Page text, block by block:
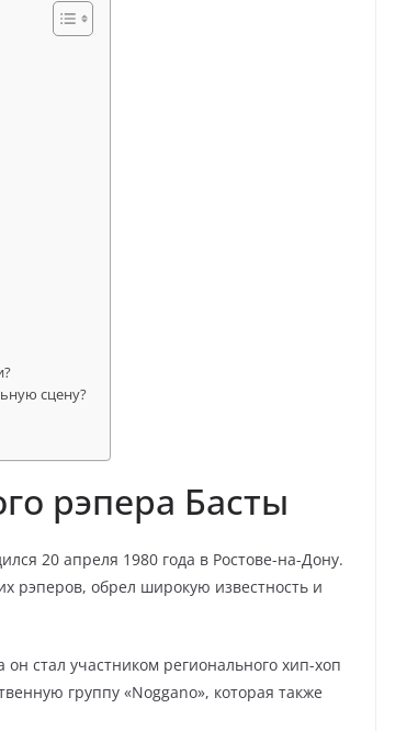
сцену?
рэпера Басты
20 апреля 1980 года в Ростове-на-Дону.
рэперов, обрел широкую известность и
стал участником регионального хип-хоп
группу «Noggano», которая также